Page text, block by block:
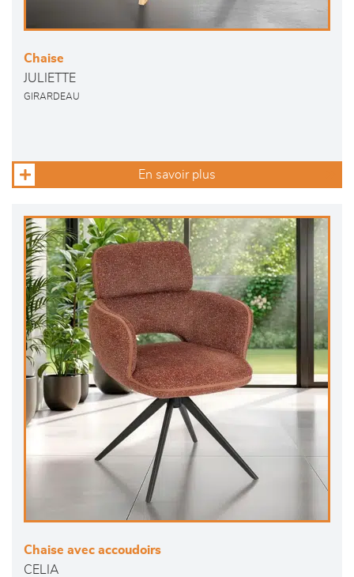
Chaise
JULIETTE
GIRARDEAU
En savoir plus
Chaise avec accoudoirs
CELIA